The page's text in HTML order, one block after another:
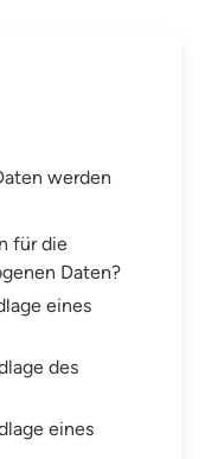
werden
für die
Daten?
eines
des
eines